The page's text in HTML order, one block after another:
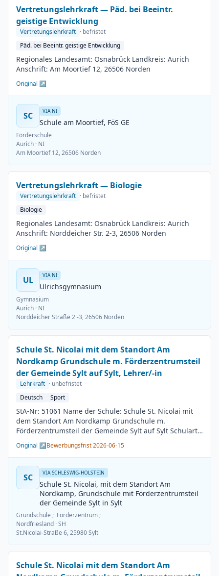
Vertretungslehrkraft — Päd. bei Beeintr.
geistige Entwicklung
Vertretungslehrkraft · befristet
Päd. bei Beeintr. geistige Entwicklung
Regionales Landesamt: Osnabrück Landkreis: Aurich
Anschrift: Am Moortief 12, 26506 Norden
Original ↗
SC VIA NI
Schule am Moortief, FöS GE
Förderschule
Aurich · NI
Am Moortief 12, 26506 Norden
Vertretungslehrkraft — Biologie
Vertretungslehrkraft · befristet
Biologie
Regionales Landesamt: Osnabrück Landkreis: Aurich
Anschrift: Norddeicher Str. 2-3, 26506 Norden
Original ↗
UL VIA NI
Ulrichsgymnasium
Gymnasium
Aurich · NI
Norddeicher Straße 2 -3, 26506 Norden
Schule St. Nicolai mit dem Standort Am
Nordkamp Grundschule m. Förderzentrumsteil
der Gemeinde Sylt auf Sylt, Lehrer/-in
Lehrkraft · unbefristet
Deutsch
Sport
StA-Nr: 51061 Name der Schule: Schule St. Nicolai mit
dem Standort Am Nordkamp Grundschule m.
Förderzentrumsteil der Gemeinde Sylt auf Sylt Schulart:
Grundschule Kreis / Kreisfreie Stadt: Nordfriesland
BesGr / EntGr: Besoldungsgruppe A13 1. Fach: Deutsch
2. Fach: Sport Beschäftigungsdauer: Unbefristet
Arbeitsumfang: Teilzeit möglich Besetzungstermin:
01.08.2026 Bewerbungsschluss: 15.06.2026
Veröffentlichung: 01.06.2026
Original ↗Bewerbungsfrist 2026-06-15
SC VIA SCHLESWIG-HOLSTEIN
Schule St. Nicolai, mit dem Standort Am
Nordkamp, Grundschule mit Förderzentrumsteil
der Gemeinde Sylt in Sylt
Grundschule ; Förderzentrum ;
Nordfriesland · SH
St.Nicolai-Straße 6, 25980 Sylt
Schule St. Nicolai mit dem Standort Am